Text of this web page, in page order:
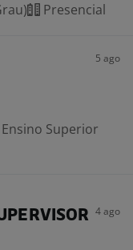
Presencial
5 ago
Ensino Superior
4 ago